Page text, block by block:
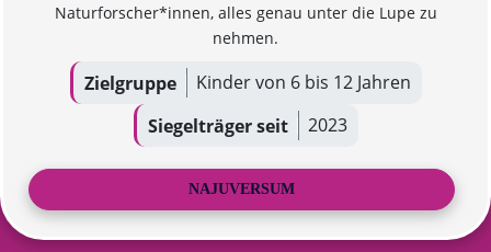
Naturforscher*innen, alles genau unter die Lupe zu
nehmen.
Zielgruppe
Kinder von 6 bis 12 Jahren
Siegelträger seit
2023
NAJUVERSUM